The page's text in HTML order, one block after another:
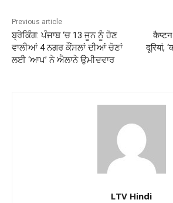
Previous article
ਬ੍ਰੇਕਿੰਗ: ਪੰਜਾਬ ‘ਚ 13 ਜੂਨ ਨੂੰ ਹੋਣ
ਵਾਲੀਆਂ 4 ਨਗਰ ਕੌਂਸਲਾਂ ਦੀਆਂ ਚੋਣਾਂ
ਲਈ ‘ਆਪ’ ਨੇ ਐਲਾਨੇ ਉਮੀਦਵਾਰ
कैप्टन
दूरियां,
LTV Hindi